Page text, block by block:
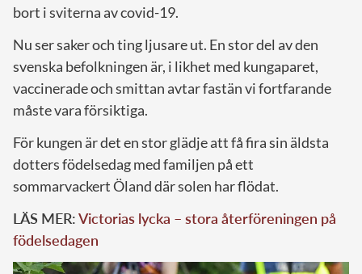
bort i sviterna av covid-19.
Nu ser saker och ting ljusare ut. En stor del av den
svenska befolkningen är, i likhet med kungaparet,
vaccinerade och smittan avtar fastän vi fortfarande
måste vara försiktiga.
För kungen är det en stor glädje att få fira sin äldsta
dotters födelsedag med familjen på ett
sommarvackert Öland där solen har flödat.
LÄS MER:Victorias lycka – stora återföreningen på
födelsedagen